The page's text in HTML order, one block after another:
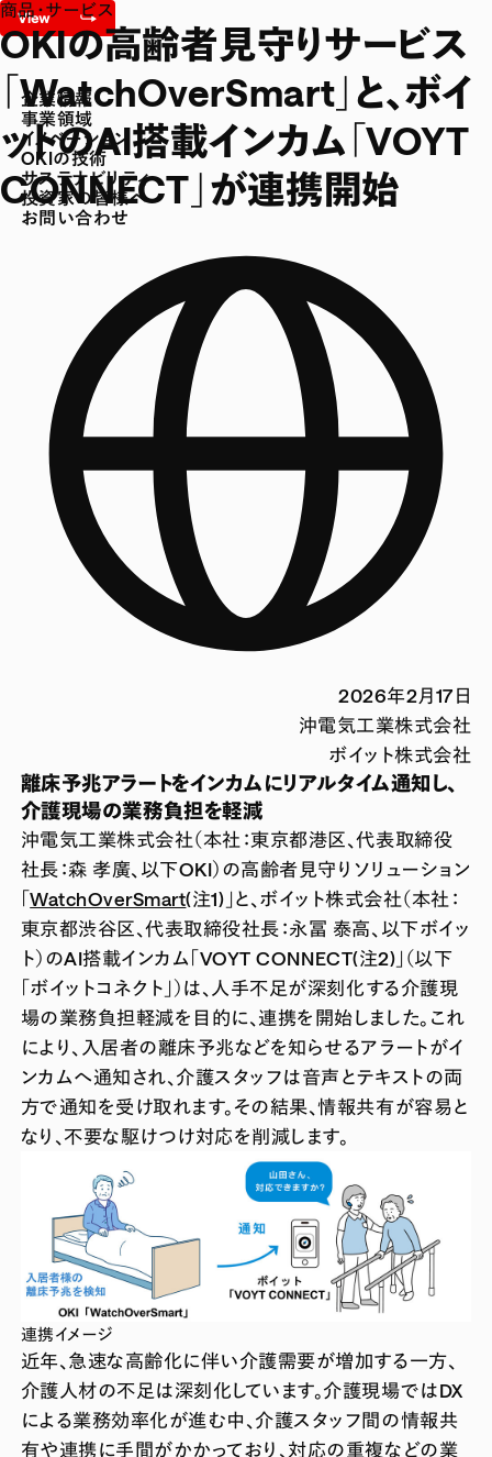
企業情報
事業領域
イノベーション
OKIの技術
サステナビリティ
投資家の皆様へ
お問い合わせ
商品・サービス
OKIの高齢者見守りサービス
「WatchOverSmart」と、ボイ
ットのAI搭載インカム「VOYT
CONNECT」が連携開始
2026年2月17日
沖電気工業株式会社
ボイット株式会社
離床予兆アラートをインカムにリアルタイム通知し、
介護現場の業務負担を軽減
沖電気工業株式会社（本社：東京都港区、代表取締役
社長：森 孝廣、以下OKI）の高齢者見守りソリューション
「WatchOverSmart(注1)」と、ボイット株式会社（本社：
東京都渋谷区、代表取締役社長：永冨 泰高、以下ボイッ
ト）のAI搭載インカム「VOYT CONNECT(注2)」（以下
「ボイットコネクト」）は、人手不足が深刻化する介護現
場の業務負担軽減を目的に、連携を開始しました。これ
により、入居者の離床予兆などを知らせるアラートがイ
ンカムへ通知され、介護スタッフは音声とテキストの両
方で通知を受け取れます。その結果、情報共有が容易と
なり、不要な駆けつけ対応を削減します。
連携イメージ
近年、急速な高齢化に伴い介護需要が増加する一方、
介護人材の不足は深刻化しています。介護現場ではDX
による業務効率化が進む中、介護スタッフ間の情報共
有や連携に手間がかかっており、対応の重複などの業